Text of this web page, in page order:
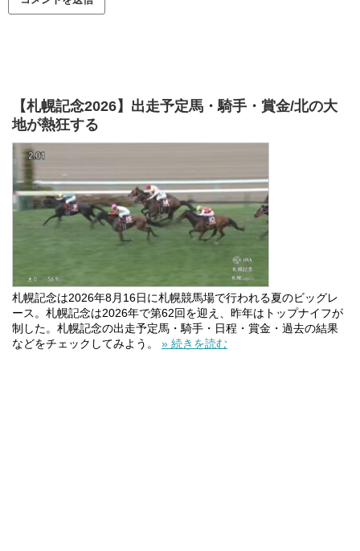
【札幌記念2026】出走予定馬・騎手・賞金/北の大
地が熱狂する
札幌記念は2026年8月16日に札幌競馬場で行われる夏のビッグレ
ース。札幌記念は2026年で第62回を迎え、昨年はトップナイフが
制した。札幌記念の出走予定馬・騎手・日程・賞金・過去の結果
などをチェックしてみよう。 » 続きを読む